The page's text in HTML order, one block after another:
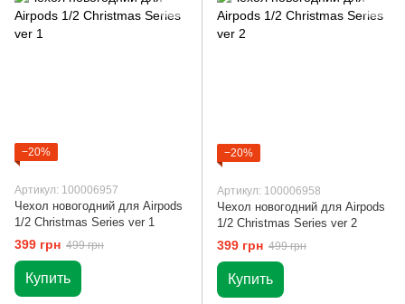
−20%
Артикул: 100006957
Чехол новогодний для Airpods
1/2 Christmas Series ver 1
399 грн 499 грн
Купить
−20%
Артикул: 100006958
Чехол новогодний для Airpods
1/2 Christmas Series ver 2
399 грн 499 грн
Купить